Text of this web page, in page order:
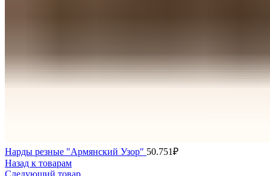
Нарды резные "Армянский Узор" 50.751₽
Назад к товарам
Следующий товар